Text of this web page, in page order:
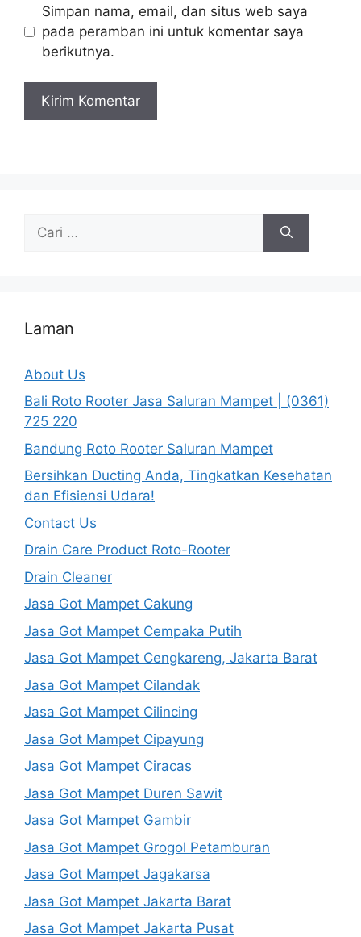
Simpan nama, email, dan situs web saya
pada peramban ini untuk komentar saya
berikutnya.
untuk:
Laman
About Us
Bali Roto Rooter Jasa Saluran Mampet | (0361)
725 220
Bandung Roto Rooter Saluran Mampet
Bersihkan Ducting Anda, Tingkatkan Kesehatan
dan Efisiensi Udara!
Contact Us
Drain Care Product Roto-Rooter
Drain Cleaner
Jasa Got Mampet Cakung
Jasa Got Mampet Cempaka Putih
Jasa Got Mampet Cengkareng, Jakarta Barat
Jasa Got Mampet Cilandak
Jasa Got Mampet Cilincing
Jasa Got Mampet Cipayung
Jasa Got Mampet Ciracas
Jasa Got Mampet Duren Sawit
Jasa Got Mampet Gambir
Jasa Got Mampet Grogol Petamburan
Jasa Got Mampet Jagakarsa
Jasa Got Mampet Jakarta Barat
Jasa Got Mampet Jakarta Pusat